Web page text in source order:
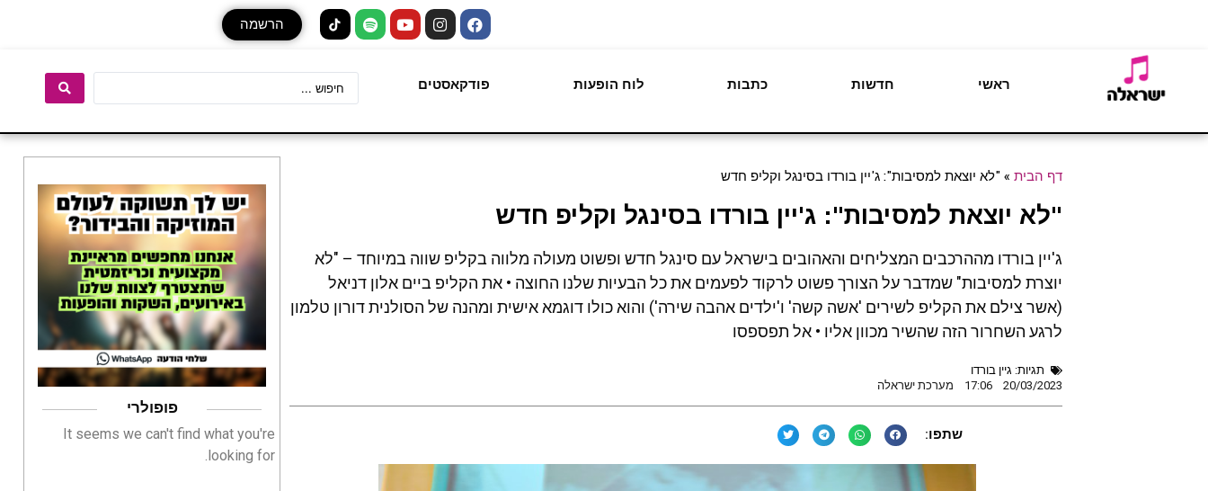
הרשמה
ראשי חדשות כתבות לוח הופעות פודקאסטים
דף הבית » "לא יוצאת למסיבות": ג'יין בורדו בסינגל וקליפ חדש
"לא יוצאת למסיבות": ג'יין בורדו בסינגל וקליפ חדש
ג'יין בורדו מההרכבים המצליחים והאהובים בישראל עם סינגל חדש ופשוט מעולה מלווה בקליפ שווה במיוחד – "לא
יוצרת למסיבות" שמדבר על הצורך פשוט לרקוד לפעמים את כל הבעיות שלנו החוצה • את הקליפ ביים אלון דניאל
(אשר צילם את הקליפ לשירים 'אשה קשה' ו'ילדים אהבה שירה') והוא כולו דוגמא אישית ומהנה של הסולנית דורון טלמון
לרגע השחרור הזה שהשיר מכוון אליו • אל תפספסו
תגיות: גיין בורדו
20/03/2023
17:06 מערכת ישראלה
שתפו:
פופולרי
It seems we can't find what you're
looking for.